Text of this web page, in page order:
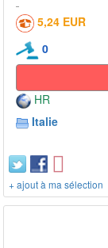
5,24 EUR
0
HR
Italie
+ ajout à ma sélection